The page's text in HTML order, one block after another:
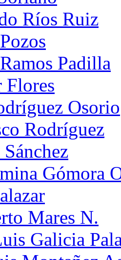
Ríos Ruiz
Padilla
Flores
Osorio
Rodríguez
Gómora
Mares N.
Galicia